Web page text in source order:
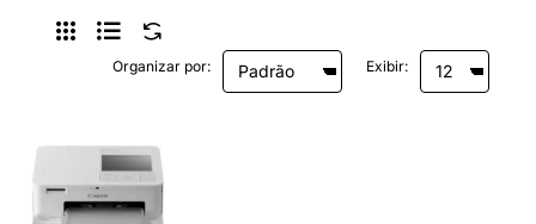
Organizar por: Exibir: